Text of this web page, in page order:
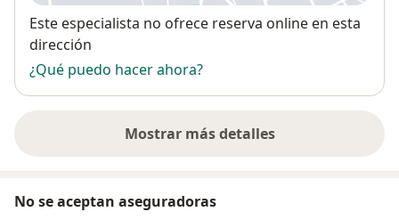
Disponibilidad
Este especialista no ofrece reserva online en esta
dirección
¿Qué puedo hacer ahora?
Mostrar más detalles
sobre la dirección
No se aceptan aseguradoras